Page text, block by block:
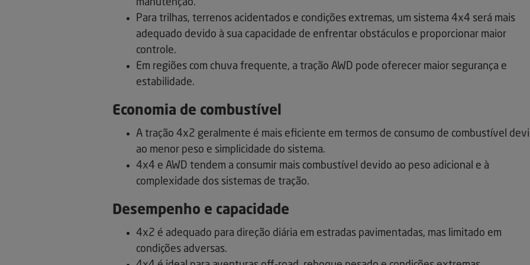
manutenção.
Para trilhas, terrenos acidentados e condições extremas, um sistema 4x4 será mais
adequado devido à sua capacidade de enfrentar obstáculos e proporcionar maior
controle.
Em regiões com chuva frequente, a tração AWD pode oferecer maior segurança e
estabilidade.
Economia de combustível
A tração 4x2 geralmente é mais eficiente em termos de consumo de combustível
ao menor peso e simplicidade do sistema.
4x4 e AWD tendem a consumir mais combustível devido ao peso adicional e à
complexidade dos sistemas de tração.
Desempenho e capacidade
4x2 é adequado para direção diária em estradas pavimentadas, mas limitado em
condições adversas.